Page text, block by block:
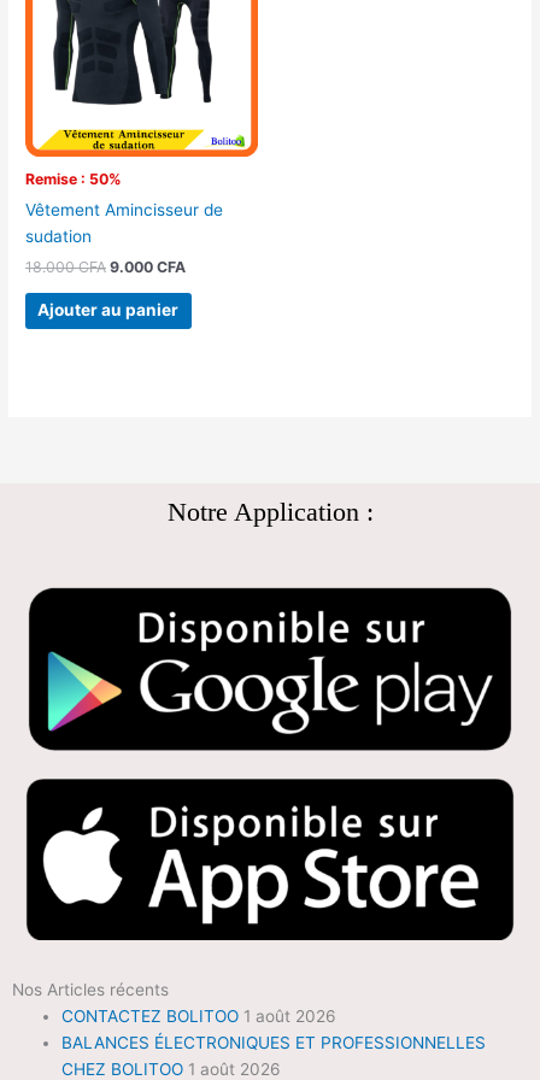
Remise : 50%
Vêtement Amincisseur de
sudation
18.000CFA
18.000 CFA.
9.000CFA
9.000 CFA.
Ajouter au panier
Notre Application :
Nos Articles récents
CONTACTEZ BOLITOO 1 août 2026
BALANCES ÉLECTRONIQUES ET PROFESSIONNELLES
CHEZ BOLITOO 1 août 2026